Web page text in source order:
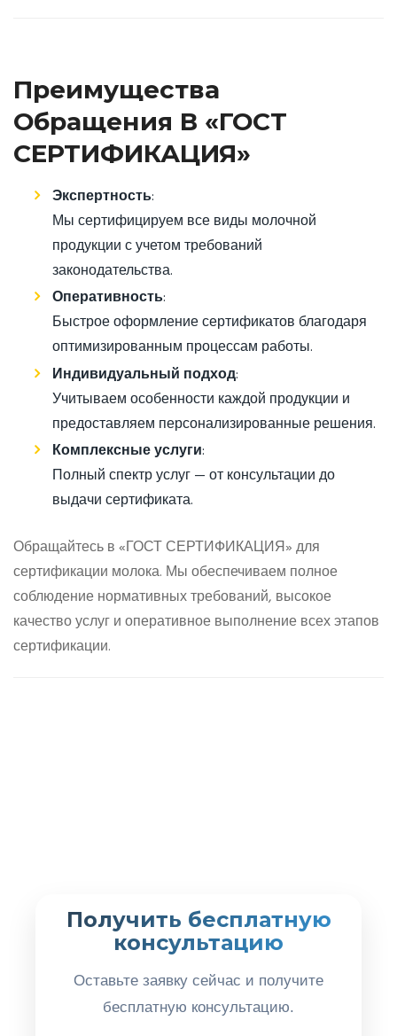
Преимущества
Обращения В «ГОСТ
СЕРТИФИКАЦИЯ»
Экспертность:
Мы сертифицируем все виды молочной
продукции с учетом требований
законодательства.
Оперативность:
Быстрое оформление сертификатов благодаря
оптимизированным процессам работы.
Индивидуальный подход:
Учитываем особенности каждой продукции и
предоставляем персонализированные решения.
Комплексные услуги:
Полный спектр услуг — от консультации до
выдачи сертификата.
Обращайтесь в «ГОСТ СЕРТИФИКАЦИЯ» для
сертификации молока. Мы обеспечиваем полное
соблюдение нормативных требований, высокое
качество услуг и оперативное выполнение всех этапов
сертификации.
Получить бесплатную
консультацию
Оставьте заявку сейчас и получите
бесплатную консультацию.